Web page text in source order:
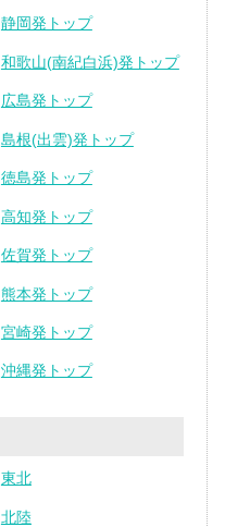
静岡発トップ
和歌山(南紀白浜)発トップ
広島発トップ
島根(出雲)発トップ
徳島発トップ
高知発トップ
佐賀発トップ
熊本発トップ
宮崎発トップ
沖縄発トップ
東北
北陸